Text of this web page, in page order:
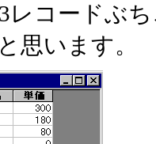
レコードぶ
思います。